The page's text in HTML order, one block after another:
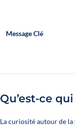
Message Clé
Qu’est-ce
La curiosité autour de